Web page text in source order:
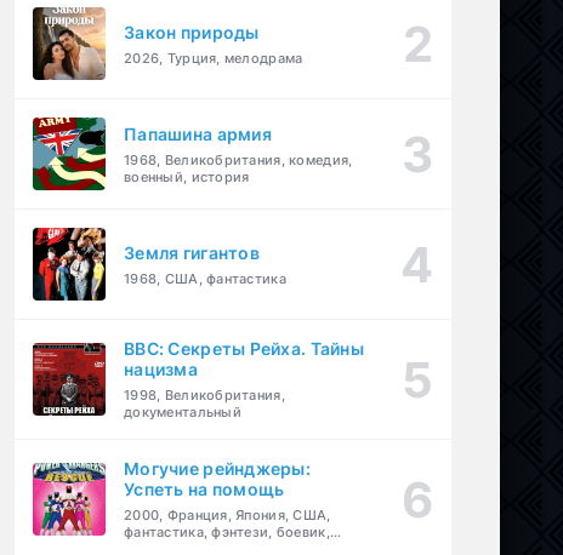
Закон природы
2026, Турция, мелодрама
Папашина армия
1968, Великобритания, комедия,
военный, история
Земля гигантов
1968, США, фантастика
BBC: Секреты Рейха. Тайны
нацизма
1998, Великобритания,
документальный
Могучие рейнджеры:
Успеть на помощь
2000, Франция, Япония, США,
фантастика, фэнтези, боевик,